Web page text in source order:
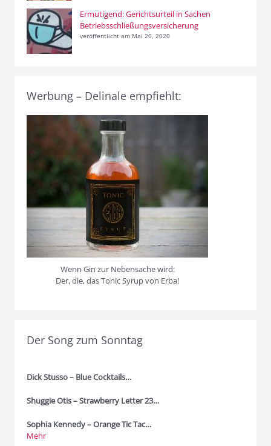
Ermutigend: Gerichtsurteil in Sachen
Betriebsschließungsversicherung
veröffentlicht am Mai 20, 2020
Werbung – Delinale empfiehlt:
Wenn Gin zur Nebensache wird:
Der, die, das Tonic Syrup von Erba!
Der Song zum Sonntag
Dick Stusso – Blue Cocktails…
Shuggie Otis – Strawberry Letter 23…
Sophia Kennedy – Orange Tic Tac…
Mehr